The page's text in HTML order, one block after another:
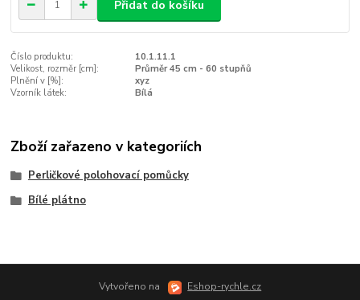
Přidat do košíku
Číslo produktu:
10.1.11.1
Velikost, rozměr [cm]:
Průměr 45 cm - 60 stupňů
Plnění v [%]:
xyz
Vzorník látek:
Bílá
Zboží zařazeno v kategoriích
Perličkové polohovací pomůcky
Bílé plátno
Vytvořeno na Eshop-rychle.cz